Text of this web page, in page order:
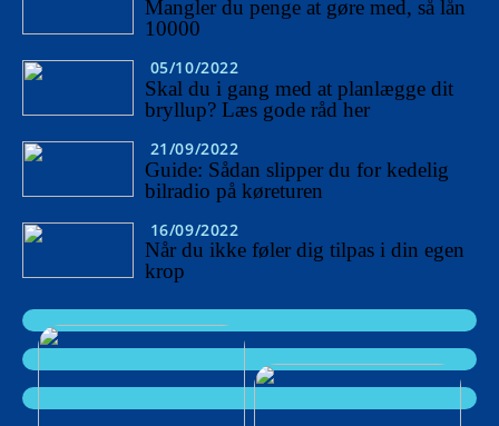
Mangler du penge at gøre med, så lån
10000
05/10/2022
Skal du i gang med at planlægge dit
bryllup? Læs gode råd her
21/09/2022
Guide: Sådan slipper du for kedelig
bilradio på køreturen
16/09/2022
Når du ikke føler dig tilpas i din egen
krop